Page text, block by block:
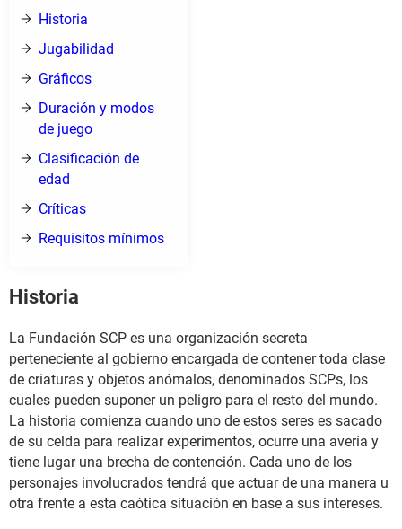
Historia
Jugabilidad
Gráficos
Duración y modos
de juego
Clasificación de
edad
Críticas
Requisitos mínimos
Historia
La Fundación SCP es una organización secreta
perteneciente al gobierno encargada de contener toda clase
de criaturas y objetos anómalos, denominados SCPs, los
cuales pueden suponer un peligro para el resto del mundo.
La historia comienza cuando uno de estos seres es sacado
de su celda para realizar experimentos, ocurre una avería y
tiene lugar una brecha de contención. Cada uno de los
personajes involucrados tendrá que actuar de una manera u
otra frente a esta caótica situación en base a sus intereses.